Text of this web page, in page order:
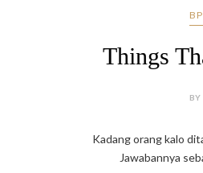
Things
Kadang orang kalo
Jawabannya